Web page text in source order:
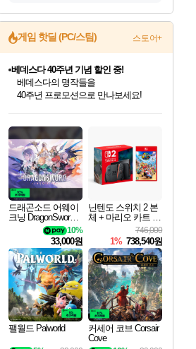
게임 핫딜 (PC/스팀) 스토어+
최대 90% 할인가를 만나보세요!
네이버혜택과 함께 만나보세요!
50%할인&추가 적립까지!
이니&베니 혜택까지!
네이버 혜택가와 함께 예약하세요!
할인&네이버혜택으로 만나보세요!
네이버페이 혜택과 만나보세요!
베데스다 40주년 기념 할인 중!
베데스다의 명작들을
40주년 프로모션으로 만나보세요!
마블 투혼 파이팅 소울즈 예약 판매 중!
마블 히어로 총 출동&화려한 격투!
네이버 포인트 혜택까지!
할인가에 만나보세요!
일부 에디션 상시 할인!
혜택으로 예약 판매 중
편안하게 충전하세요
드래곤소드 어웨이
크닝 DragonSword A
10%
33,000원
닌텐도 스위치 2 본
체 + 마리오 카트 월
746,000
1% 738,540원
팰월드 Palworld
커세어 코브 Corsair
Cove